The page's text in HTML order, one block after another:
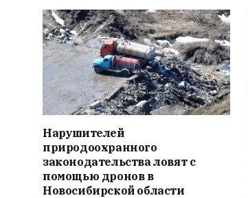
Нарушителей
природоохранного
законодательства ловят с
помощью дронов в
Новосибирской области